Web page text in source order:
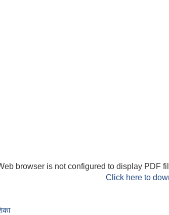
browser is not configured to display PDF
Click here to